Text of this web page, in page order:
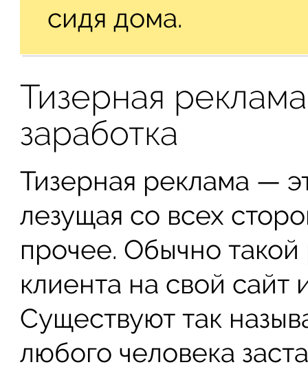
сидя дома.
Тизерная
заработка
Тизерная реклама —
лезущая со всех
прочее. Обычно
клиента на свой сайт
Существуют так
любого человека